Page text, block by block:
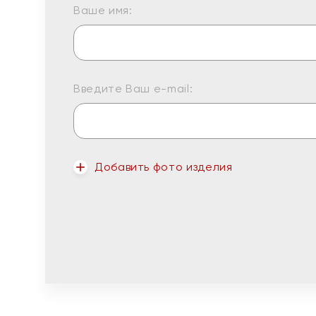
Ваше имя:
Введите Ваш e-mail:
Добавить фото изделия